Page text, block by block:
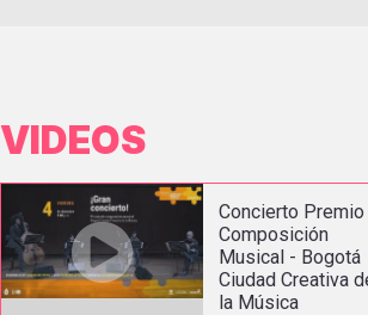
VIDEOS
Concierto Premio
Composición
Musical - Bogotá
Ciudad Creativa
la Música